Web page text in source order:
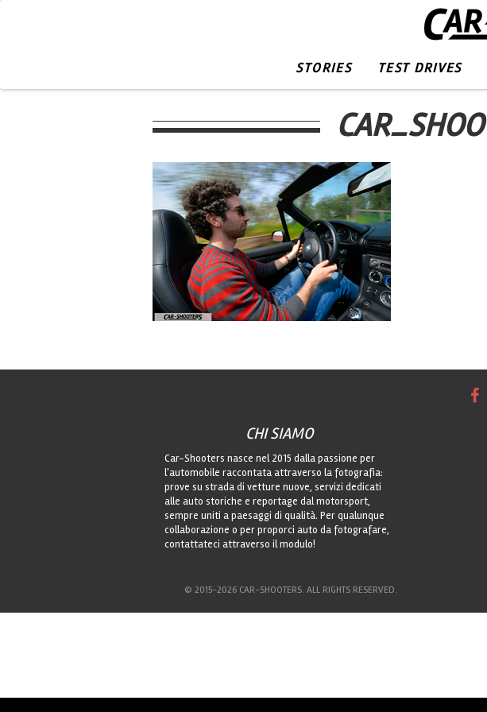
STORIES TEST DRIVES
CHI SIAMO
Car-Shooters nasce nel 2015 dalla passione per
l'automobile raccontata attraverso la fotografia:
prove su strada di vetture nuove, servizi dedicati
alle auto storiche e reportage dal motorsport,
sempre uniti a paesaggi di qualità. Per qualunque
collaborazione o per proporci auto da fotografare,
contattateci attraverso il modulo!
© 2015-2026 CAR-SHOOTERS. ALL RIGHTS RESERVED.